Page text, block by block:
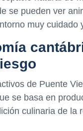
se pueden ver
muy cuidado
de Puente
se basa en
culinaria de la